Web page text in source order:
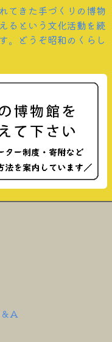
てきた手づくりの博物
るという文化活動を続
。どうぞ昭和のくらし
A